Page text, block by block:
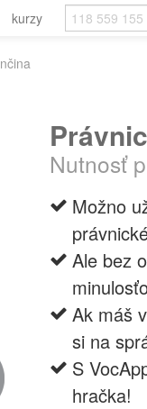
kurzy
Nutnosť
Možno
Ale bez
Ak máš
si na
S
hračka!